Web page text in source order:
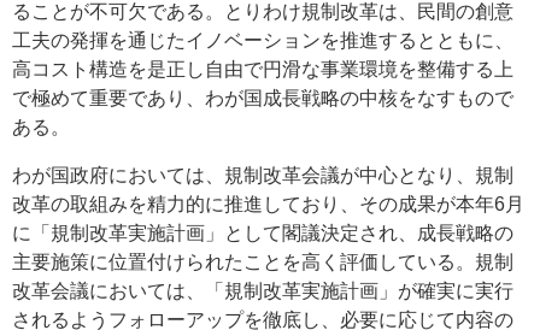
ることが不可欠である。とりわけ規制改革は、民間の創意
工夫の発揮を通じたイノベーションを推進するとともに、
高コスト構造を是正し自由で円滑な事業環境を整備する上
で極めて重要であり、わが国成長戦略の中核をなすもので
ある。
わが国政府においては、規制改革会議が中心となり、規制
改革の取組みを精力的に推進しており、その成果が本年6月
に「規制改革実施計画」として閣議決定され、成長戦略の
主要施策に位置付けられたことを高く評価している。規制
改革会議においては、「規制改革実施計画」が確実に実行
されるようフォローアップを徹底し、必要に応じて内容の